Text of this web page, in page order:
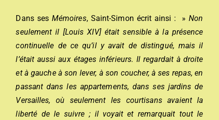
Dans ses Mémoires, Saint-Simon écrit ainsi : »Non
seulement il [Louis XIV] était sensible à la présence
continuelle de ce qu’il y avait de distingué, mais il
l’était aussi aux étages inférieurs. Il regardait à droite
et à gauche à son lever, à son coucher, à ses repas, en
passant dans les appartements, dans ses jardins de
Versailles, où seulement les courtisans avaient la
liberté de le suivre ; il voyait et remarquait tout le